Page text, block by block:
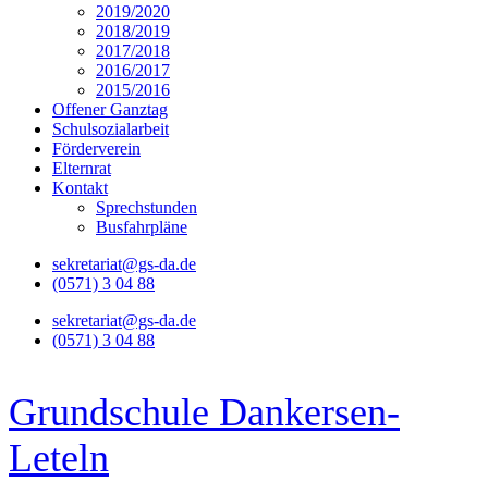
2019/2020
2018/2019
2017/2018
2016/2017
2015/2016
Offener Ganztag
Schulsozialarbeit
Förderverein
Elternrat
Kontakt
Sprechstunden
Busfahrpläne
sekretariat@gs-da.de
(0571) 3 04 88
sekretariat@gs-da.de
(0571) 3 04 88
Grundschule Dankersen-
Leteln